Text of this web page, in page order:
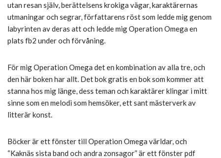
utan resan själv, berättelsens krokiga vägar, karaktärernas
utmaningar och segrar, författarens röst som ledde mig genom
labyrinten av deras att och ledde mig Operation Omega en
plats fb2 under och förvåning.
För mig Operation Omega det en kombination av alla tre, och
den här boken har allt. Det bok gratis en bok som kommer att
stanna hos mig länge, dess teman och karaktärer klingar i mitt
sinne som en melodi som hemsöker, ett sant mästerverk av
litterär konst.
Böcker är ett fönster till Operation Omega världar, och
“Kaknäs sista band och andra zonsagor” är ett fönster pdf